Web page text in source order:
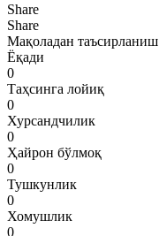
Share
Share
Мақоладан таъсирланиш
Ёқади
0
Таҳсинга лойиқ
0
Хурсандчилик
0
Ҳайрон бўлмоқ
0
Тушкунлик
0
Хомушлик
0